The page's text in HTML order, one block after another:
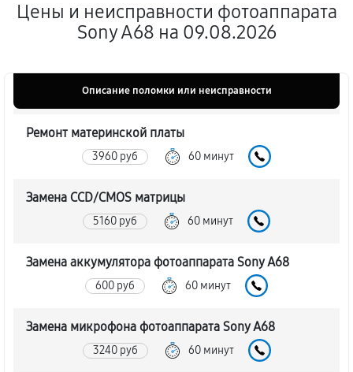
Цены и неисправности фотоаппарата
Sony A68 на 09.08.2026
Описание поломки или неисправности
Ремонт материнской платы
3960 руб 60 минут
Замена CCD/CMOS матрицы
5160 руб 60 минут
Замена аккумулятора фотоаппарата Sony A68
600 руб 60 минут
Замена микрофона фотоаппарата Sony A68
3240 руб 60 минут